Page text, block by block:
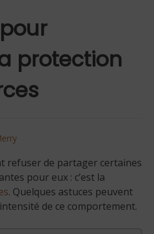
protection
refuser de partager certaines
pour eux : c’est la
. Quelques astuces peuvent
de ce comportement.